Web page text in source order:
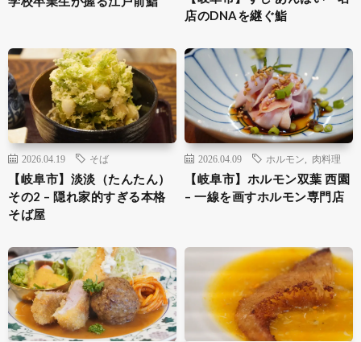
店のDNAを継ぐ鮨
2026.04.19 そば
【岐阜市】淡淡（たんたん）
その2 – 隠れ家的すぎる本格
そば屋
2026.04.09 ホルモン 肉料理
【岐阜市】ホルモン双葉 西園
– 一線を画すホルモン専門店